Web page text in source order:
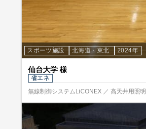
スポーツ施設 北海道・東北 2024年
仙台大学 様
省エネ
無線制御システムLiCONEX ／ 高天井用照明